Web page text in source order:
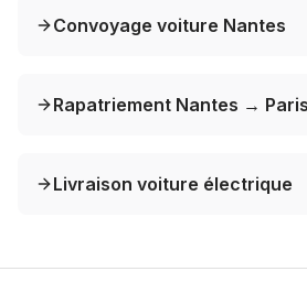
Convoyage voiture Nantes
Rapatriement Nantes → Paris
Livraison voiture électrique